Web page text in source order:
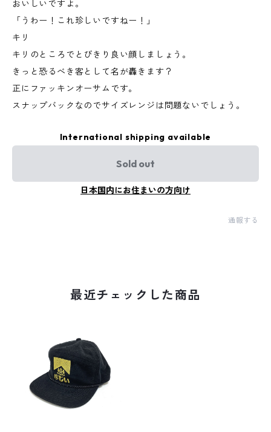
おいしいですよ。
「うわー！これ珍しいですねー！」
キリ
キリのところでとびきり良い顔しましょう。
きっと恐るべき客として名が轟きます？
正にファッキンオーサムです。
スナップバックなのでサイズレンジは問題ないでしょう。
International shipping available
Sold out
日本国内にお住まいの方向け
通報する
最近チェックした商品